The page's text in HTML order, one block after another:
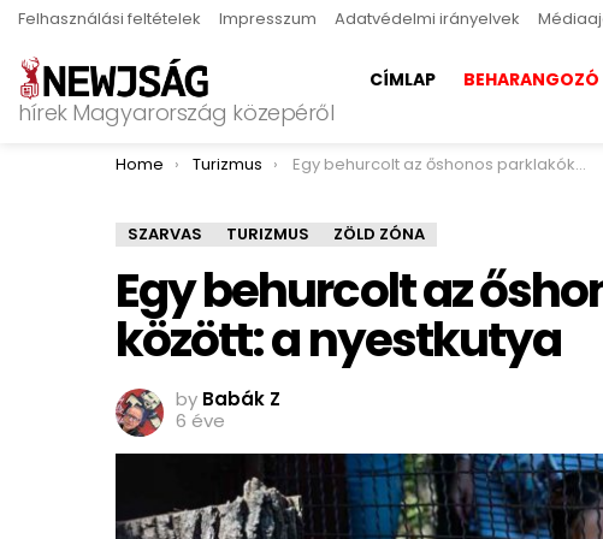
Felhasználási feltételek Impresszum Adatvédelmi irányelvek
hírek Magyarország közepéről
CÍMLAP BEHARANGOZÓ
You are here:
Home Turizmus Egy behurcolt az őshonos parklakók között: a nyestkutya
SZARVAS TURIZMUS ZÖLD ZÓNA
Egy behurcolt az
között: a nyestkutya
by Babák Z
6 éve